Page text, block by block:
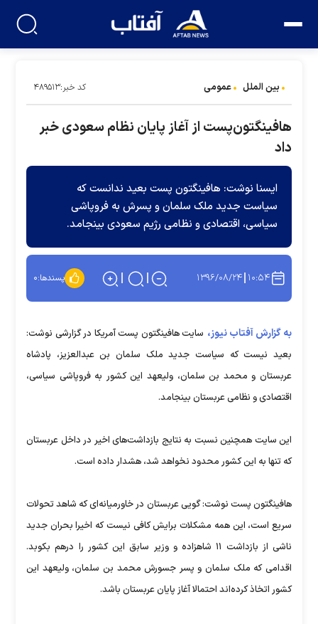
بین الملل عمومی کد خبر:۴۸۹۵۱۳
هافینگتون‌پست از آغاز پایان نظام سعودی خبر
داد
ایسنا نوشت: هافینگتون پست بعید ندانست که
سیاست جدید ملک سلمان و پسرش به فروپاشی
سیاسی، اقتصادی و نظامی رژیم سعودی بینجامد.
۱۰:۵۴ ۱۳۹۶/۰۸/۲۴ پسندها:۰
به گزارش آفتاب نیوز، سایت هافینگتون پست آمریکا در گزارشی نوشت:
بعید نیست که سیاست جدید ملک سلمان بن عبدالعزیز، پادشاه
عربستان و محمد بن سلمان، ولیعهد این کشور به فروپاشی سیاسی،
اقتصادی و نظامی عربستان بینجامد.
این سایت همچنین نسبت به نتایج بازداشت‌های اخیر در داخل عربستان
که تنها به این کشور محدود نخواهد شد، هشدار داده است.
هافینگتون پست نوشت: گویی عربستان در خاورمیانه‌ای که شاهد تحولات
سریع است، این همه مشکلات برایش کافی نیست که اخیرا بحران جدید
ناشی از بازداشت ۱۱ شاهزاده و وزیر سابق این کشور را درهم بکوبد.
اقدامی که ملک سلمان و پسر جسورش محمد بن سلمان، ولیعهد این
کشور اتخاذ کرده‌اند احتمالا آغاز پایان عربستان باشد.